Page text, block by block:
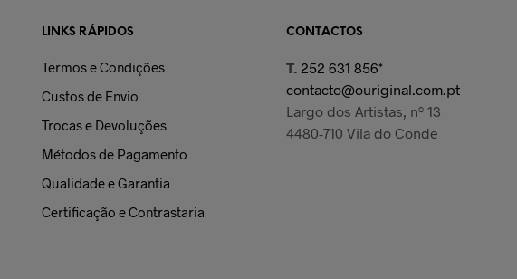
LINKS RÁPIDOS
Termos e Condições
Custos de Envio
Trocas e Devoluções
Métodos de Pagamento
Qualidade e Garantia
Certificação e Contrastaria
CONTACTOS
T. 252 631 856*
contacto@ouriginal.com.pt
Largo dos Artistas, nº 13
4480-710 Vila do Conde